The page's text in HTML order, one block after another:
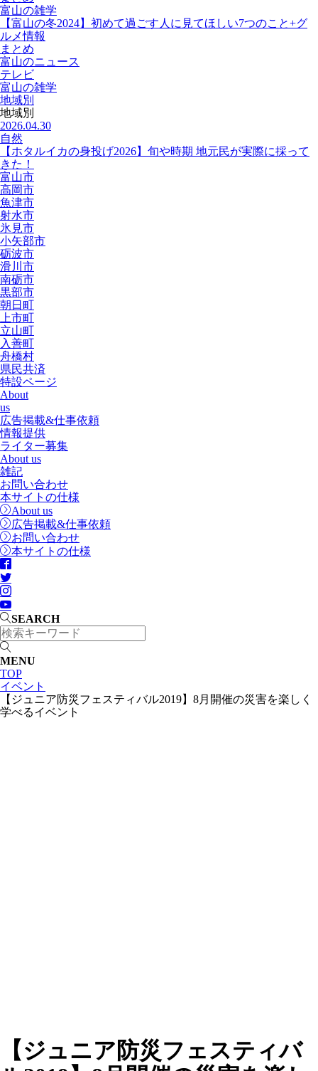
富山の雑学
【富山の冬2024】初めて過ごす人に見てほしい7つのこと+グ
ルメ情報
まとめ
富山のニュース
テレビ
富山の雑学
地域別
地域別
2026.04.30
自然
【ホタルイカの身投げ2026】旬や時期 地元民が実際に採って
きた！
富山市
高岡市
魚津市
射水市
氷見市
小矢部市
砺波市
滑川市
南砺市
黒部市
朝日町
上市町
立山町
入善町
舟橋村
県民共済
特設ページ
About
us
広告掲載&仕事依頼
情報提供
ライター募集
About us
雑記
お問い合わせ
本サイトの仕様
About us
広告掲載&仕事依頼
お問い合わせ
本サイトの仕様
SEARCH
MENU
TOP
イベント
【ジュニア防災フェスティバル2019】8月開催の災害を楽しく
学べるイベント
【ジュニア防災フェスティバ